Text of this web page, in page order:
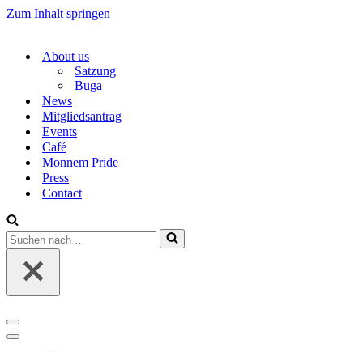
Zum Inhalt springen
About us
Satzung
Buga
News
Mitgliedsantrag
Events
Café
Monnem Pride
Press
Contact
Suchen
nach …
Navigations-
Menü
Navigations-